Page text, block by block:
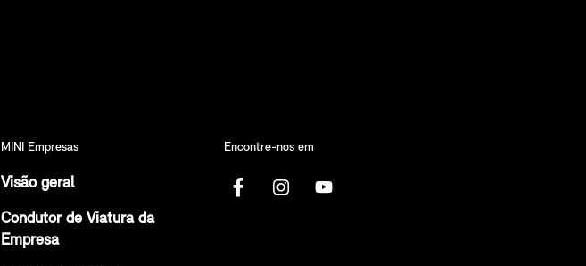
MINI Empresas
Visão geral
Condutor de Viatura da
Empresa
Encontre-nos em